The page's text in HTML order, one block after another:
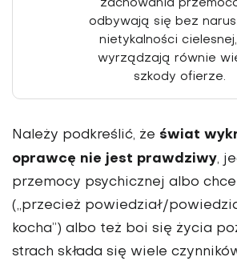
zachowania
odbywają się bez
nietykalności
wyrządzają równie
szkody ofierze.
Należy podkreślić, że świat
oprawcę nie jest prawdziwy,
przemocy psychicznej albo
(„przecież powiedział/
kocha”) albo też boi się życia
strach składa się wiele